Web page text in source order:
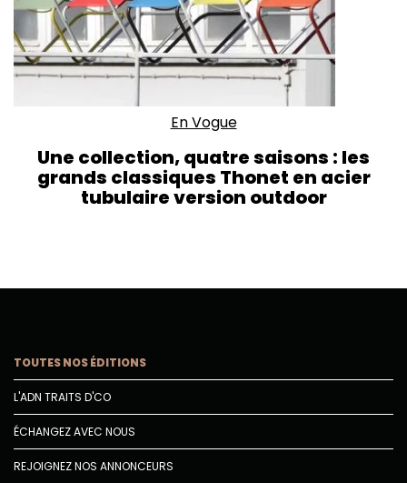
En Vogue
Une collection, quatre saisons : les
grands classiques Thonet en acier
tubulaire version outdoor
TOUTES NOS ÉDITIONS
L'ADN TRAITS D'CO
ÉCHANGEZ AVEC NOUS
REJOIGNEZ NOS ANNONCEURS